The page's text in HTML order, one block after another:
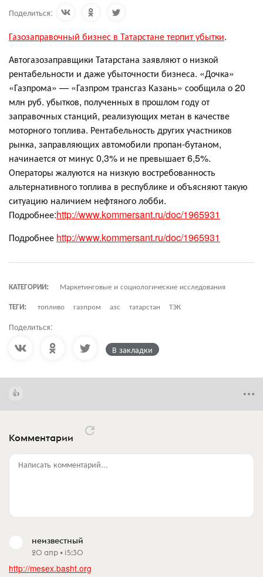
Поделиться:
Газозаправочный бизнес в Татарстане терпит убытки.
Автогазозаправщики Татарстана заявляют о низкой
рентабельности и даже убыточности бизнеса. «Дочка»
«Газпрома» — «Газпром трансгаз Казань» сообщила о 20
млн руб. убытков, полученных в прошлом году от
заправочных станций, реализующих метан в качестве
моторного топлива. Рентабельность других участников
рынка, заправляющих автомобили пропан-бутаном,
начинается от минус 0,3% и не превышает 6,5%.
Операторы жалуются на низкую востребованность
альтернативного топлива в республике и объясняют такую
ситуацию наличием нефтяного лобби.
Подробнее:http://www.kommersant.ru/doc/1965931
Подробнее http://www.kommersant.ru/doc/1965931
КАТЕГОРИИ:
Маркетинговые и социологические исследования
ТЕГИ:
топливо газпром азс татарстан ТЭК
Поделиться:
В закладки
Комментарии
Написать комментарий...
неизвестный
20 апр • 15:30
http://mesex.basht.org